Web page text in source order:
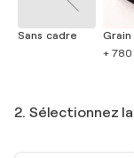
Sans cadre
+ 780
2. Sélectionnez